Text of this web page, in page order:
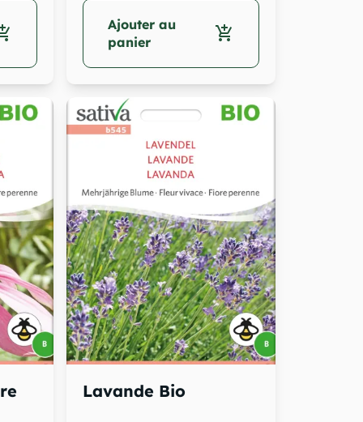
Ajouter au
panier
add_shopping_cart
Lavande Bio